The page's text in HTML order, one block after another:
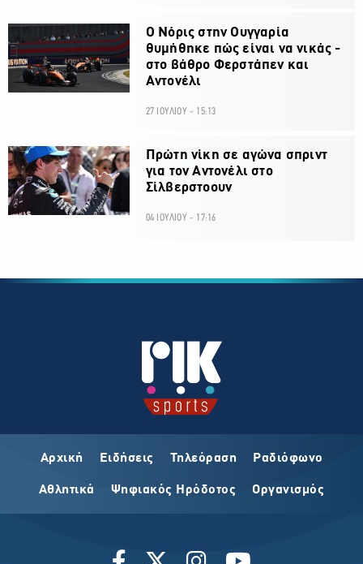
O Νόρις στην Ουγγαρία
θυμήθηκε πώς είναι να νικάς -
στο βάθρο Φερστάπεν και
Αντονέλι
27 ΙΟΥΛΙΟΥ - 15:13
Πρώτη νίκη σε αγώνα σπριντ
για τον Αντονέλι στο
Σίλβερστοουν
04 ΙΟΥΛΙΟΥ - 17:16
Αρχική Ειδήσεις Τηλεόραση Ραδιόφωνο
Αθλητικά Ψηφιακός Ηρόδοτος Οργανισμός